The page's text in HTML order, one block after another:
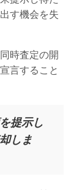
す機会を失
時査定の開
言すること
提示し
しま